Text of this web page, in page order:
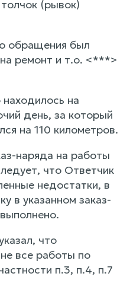
(рывок)
обращения был
ремонт и т.о. <***>
на
день, за который
на 110 километров.
наряда на работы
что Ответчик
недостатки, в
в указанном заказ-
что
все работы по
п.3, п.4, п.7